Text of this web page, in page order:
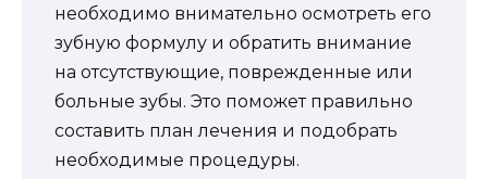
необходимо внимательно осмотреть его
зубную формулу и обратить внимание
на отсутствующие, поврежденные или
больные зубы. Это поможет правильно
составить план лечения и подобрать
необходимые процедуры.